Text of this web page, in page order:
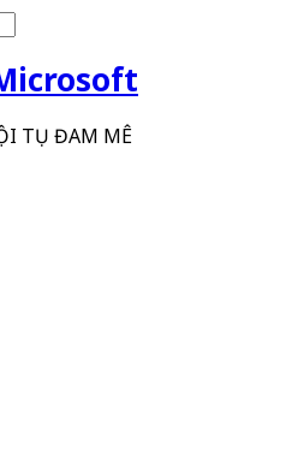
TỤ ĐAM MÊ